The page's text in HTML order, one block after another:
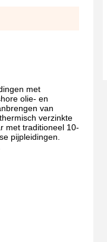
met
olie- en
van
verzinkte
met traditioneel 10-
pijpleidingen.